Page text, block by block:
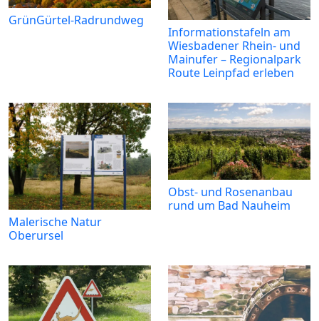
GrünGürtel-Radrundweg
Informationstafeln am
Wiesbadener Rhein- und
Mainufer – Regionalpark
Route Leinpfad erleben
Malerische Natur
Oberursel
Obst- und Rosenanbau
rund um Bad Nauheim